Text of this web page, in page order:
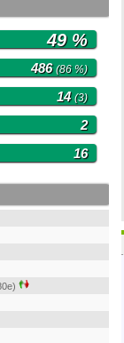
49 %
486(86 %)
14 (3)
2
16